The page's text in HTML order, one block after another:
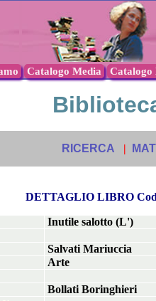
Catalogo Media Catalogo
RICERCA |
DETTAGLIO LIBRO
Inutile salotto (L')
Salvati Mariuccia
Arte
Bollati Boringhieri